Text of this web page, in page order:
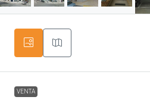
VENTA